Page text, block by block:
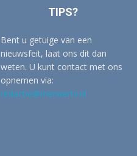
TIPS?
Bent u getuige van een
nieuwsfeit, laat ons dit dan
weten. U kunt contact met ons
opnemen via:
redactie@merwertv.nl